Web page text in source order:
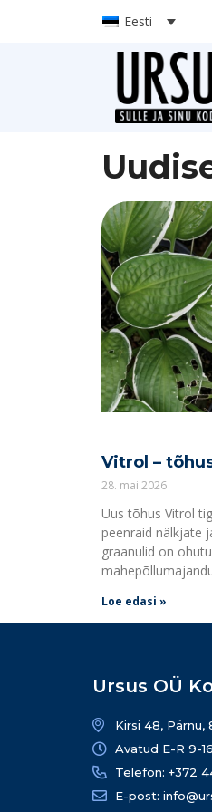
Eesti
Vitrol –
28. mai 2026
Uus tõhus Vitrol
peenraid nälkjate
graanulid on
Loe edasi »
Ursus OÜ
Kirsi 48, Pärnu,
Avatud E-R 9-
Telefon: +372
E-post: